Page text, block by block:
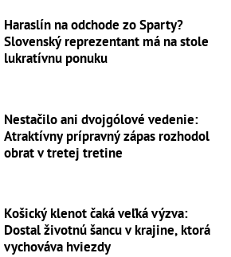
Haraslín na odchode zo Sparty?
Slovenský reprezentant má na stole
lukratívnu ponuku
Nestačilo ani dvojgólové vedenie:
Atraktívny prípravný zápas rozhodol
obrat v tretej tretine
Košický klenot čaká veľká výzva:
Dostal životnú šancu v krajine, ktorá
vychováva hviezdy